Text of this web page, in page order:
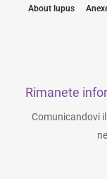
About lupus
Rimanete
Comunicandovi